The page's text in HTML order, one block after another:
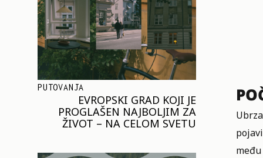
PUTOVANJA
EVROPSKI GRAD KOJI JE
PROGLAŠEN NAJBOLJIM ZA
ŽIVOT – NA CELOM SVETU